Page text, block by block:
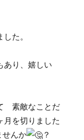
た。
あり、嬉しい
素敵なことだ
を切りました
んか
？